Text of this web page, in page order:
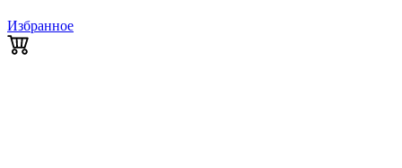
Избранное